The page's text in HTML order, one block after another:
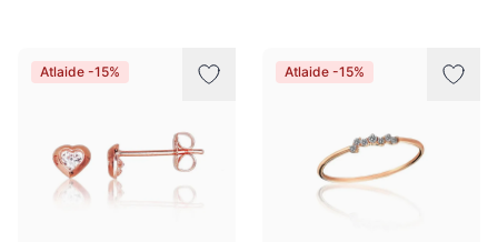
Atlaide -15% Atlaide -15%